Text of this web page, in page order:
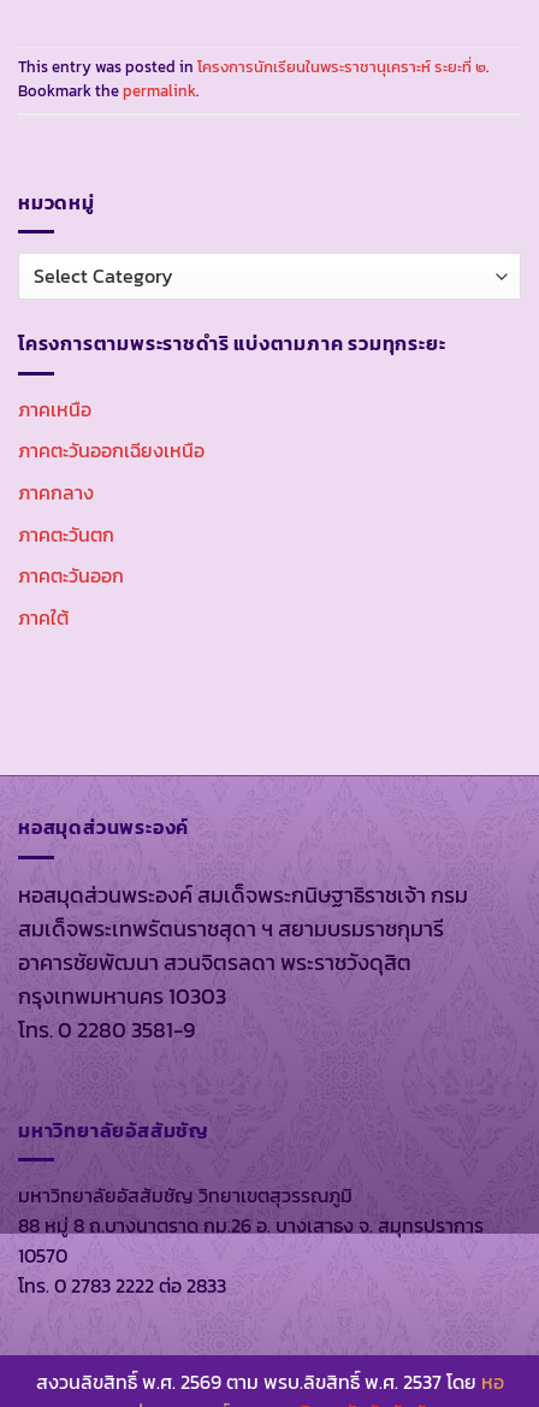
This entry was posted in โครงการนักเรียนในพระราชานุเคราะห์ ระยะที่ ๒.
Bookmark thepermalink.
หมวดหมู่
หมวด
หมู่
โครงการตามพระราชดำริ แบ่งตามภาค รวมทุกระยะ
ภาคเหนือ
ภาคตะวันออกเฉียงเหนือ
ภาคกลาง
ภาคตะวันตก
ภาคตะวันออก
ภาคใต้
หอสมุดส่วนพระองค์
หอสมุดส่วนพระองค์ สมเด็จพระกนิษฐาธิราชเจ้า กรม
สมเด็จพระเทพรัตนราชสุดา ฯ สยามบรมราชกุมารี
อาคารชัยพัฒนา สวนจิตรลดา พระราชวังดุสิต
กรุงเทพมหานคร 10303
โทร. 0 2280 3581-9
มหาวิทยาลัยอัสสัมชัญ
มหาวิทยาลัยอัสสัมชัญ วิทยาเขตสุวรรณภูมิ
88 หมู่ 8 ถ.บางนาตราด กม.26 อ. บางเสาธง จ. สมุทรปราการ
10570
โทร. 0 2783 2222 ต่อ 2833
สงวนลิขสิทธิ์ พ.ศ. 2569 ตาม พรบ.ลิขสิทธิ์ พ.ศ. 2537 โดย หอ